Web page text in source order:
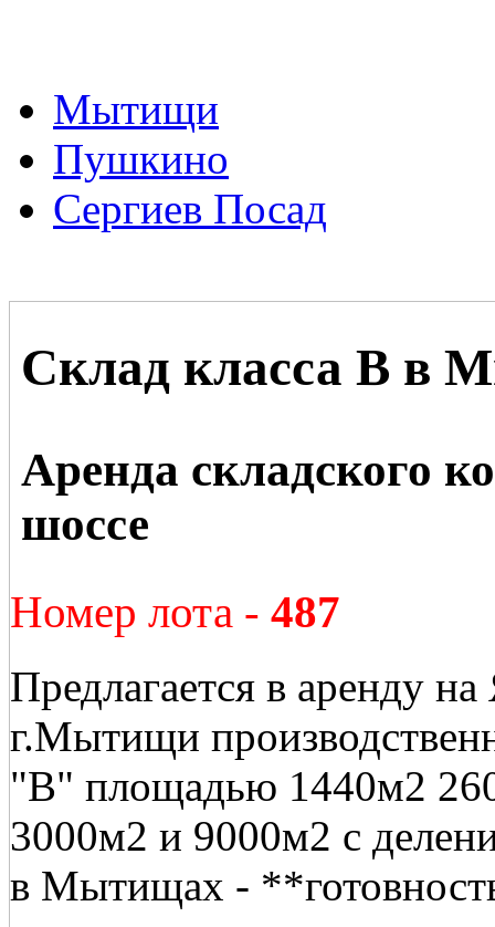
Мытищи
Пушкино
Сергиев Посад
Склад класса В в
Аренда складского
шоссе
Номер лота - 487
Предлагается в аренду
г.Мытищи
"В" площадью 1440м2
3000м2 и 9000м2 с
в Мытищах -